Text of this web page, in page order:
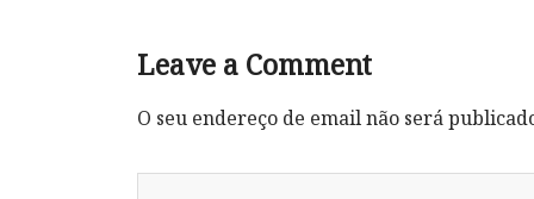
Leave a Comment
O seu endereço de email não será